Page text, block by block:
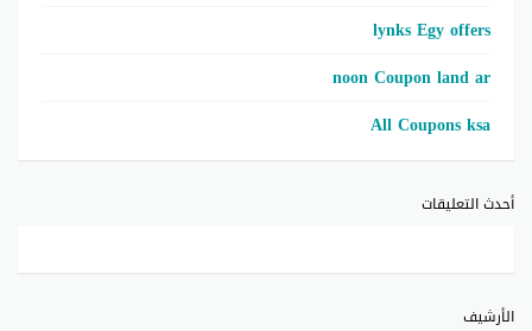
lynks Egy offers
noon Coupon land ar
All Coupons ksa
أحدث التعليقات
الأرشيف